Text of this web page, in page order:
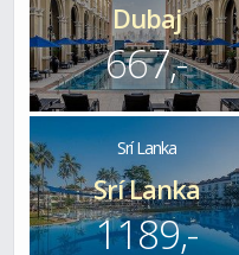
Dubaj
667,-
Srí Lanka
Srí Lanka
1189,-